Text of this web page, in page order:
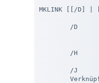
MKLINK [[/D]
/D
/H
/J